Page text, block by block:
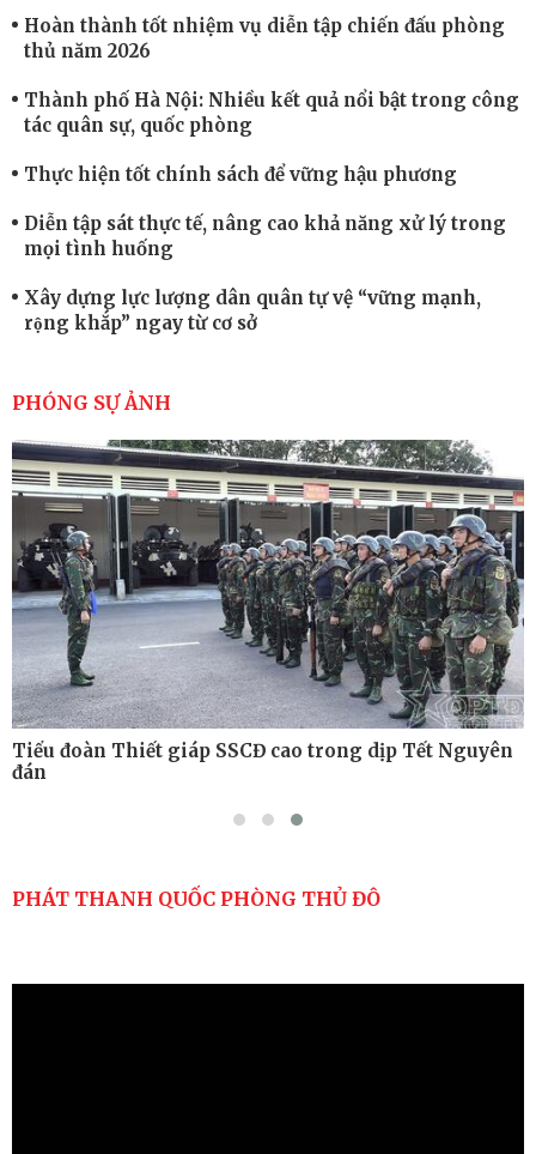
Hoàn thành tốt nhiệm vụ diễn tập chiến đấu phòng
thủ năm 2026
Thành phố Hà Nội: Nhiều kết quả nổi bật trong công
tác quân sự, quốc phòng
Thực hiện tốt chính sách để vững hậu phương
Diễn tập sát thực tế, nâng cao khả năng xử lý trong
mọi tình huống
Xây dựng lực lượng dân quân tự vệ “vững mạnh,
rộng khắp” ngay từ cơ sở
cao sức mạnh chiến đấu
Tiểu đoàn Thiết giáp hoàn thành tốt diễn tập chiến
thuật có bắn đạn thật
Nơi sinh viên rèn ý trí, luyện kỹ năng
PHÓNG SỰ ẢNH
Tiểu đoàn Thiết giáp SSCĐ cao trong dịp Tết Nguyên
đán
PHÁT THANH QUỐC PHÒNG THỦ ĐÔ